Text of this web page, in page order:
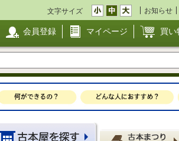
文字サイズ お知らせ
会員登録 マイページ 買い